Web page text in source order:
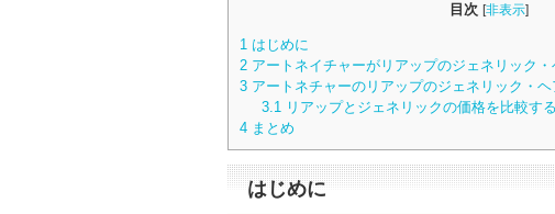
目次 [非表示]
1 はじめに
2 アートネイチャーがリアップのジェネリック
3 アートネチャーのリアップのジェネリック・
3.1リアップとジェネリックの価格を比較する
4 まとめ
はじめに